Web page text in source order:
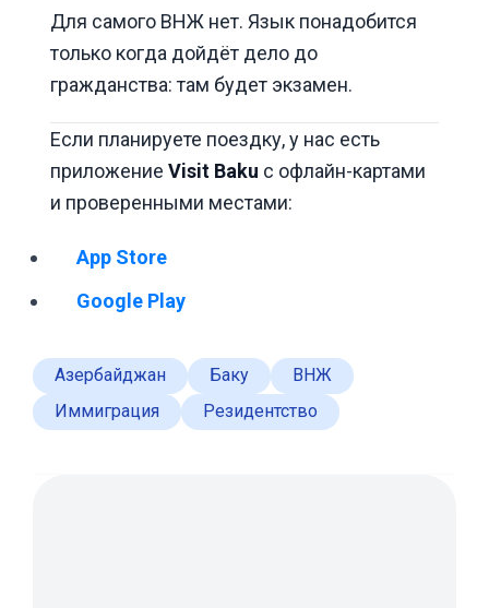
Для самого ВНЖ нет. Язык понадобится
только когда дойдёт дело до
гражданства: там будет экзамен.
Если планируете поездку, у нас есть
приложение Visit Baku с офлайн-картами
и проверенными местами:
App Store
Google Play
Азербайджан Баку
ВНЖ
Иммиграция
Резидентство